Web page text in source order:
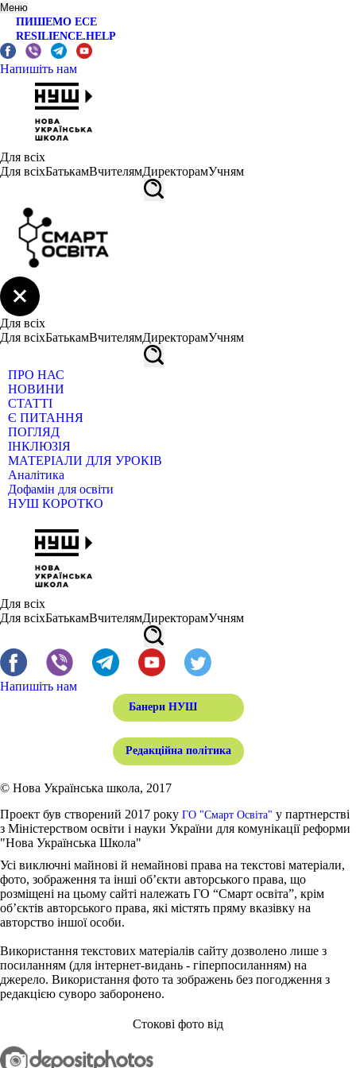
Меню
ПИШЕМО ЕСЕ
RESILIENCE.HELP
Напишіть нам
Для всіх
Для всіхБатькамВчителямДиректорамУчням
Для всіх
Для всіхБатькамВчителямДиректорамУчням
ПРО НАС
НОВИНИ
СТАТТІ
Є ПИТАННЯ
ПОГЛЯД
ІНКЛЮЗІЯ
МАТЕРІАЛИ ДЛЯ УРОКІВ
Аналітика
Дофамін для освіти
НУШ КОРОТКО
Для всіх
Для всіхБатькамВчителямДиректорамУчням
Напишіть нам
Банери НУШ
Редакційна політика
© Нова Українська школа, 2017
Проект був створений 2017 року ГО "Смарт Освіта" у партнерстві
з Міністерством освіти і науки України для комунікації реформи
"Нова Українська Школа"
Усі виключні майнові й немайнові права на текстові матеріали,
фото, зображення та інші об’єкти авторського права, що
розміщені на цьому сайті належать ГО “Смарт освіта”, крім
об’єктів авторського права, які містять пряму вказівку на
авторство іншої особи.
Використання текстових матеріалів сайту дозволено лише з
посиланням (для інтернет-видань - гіперпосиланням) на
джерело. Використання фото та зображень без погодження з
редакцією суворо заборонено.
Стокові фото від